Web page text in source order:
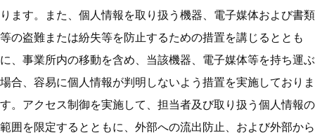
ります。また、個人情報を取り扱う機器、電子媒体および書類
等の盗難または紛失等を防止するための措置を講じるととも
に、事業所内の移動を含め、当該機器、電子媒体等を持ち運ぶ
場合、容易に個人情報が判明しないよう措置を実施しておりま
す。アクセス制御を実施して、担当者及び取り扱う個人情報の
範囲を限定するとともに、外部への流出防止、および外部から